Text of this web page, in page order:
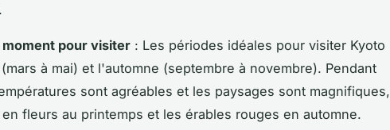
.
pour visiter : Les périodes idéales pour visiter Kyoto
à mai) et l'automne (septembre à novembre). Pendant
sont agréables et les paysages sont magnifiques,
fleurs au printemps et les érables rouges en automne.